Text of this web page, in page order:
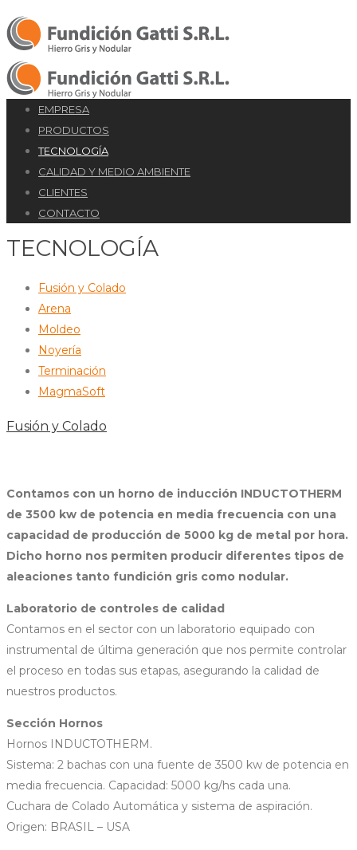
EMPRESA
PRODUCTOS
TECNOLOGÍA
CALIDAD Y MEDIO AMBIENTE
CLIENTES
CONTACTO
TECNOLOGÍA
Fusión y Colado
Arena
Moldeo
Noyería
Terminación
MagmaSoft
Fusión y Colado
Contamos con un horno de inducción INDUCTOTHERM
de 3500 kw de potencia en media frecuencia con una
capacidad de producción de 5000 kg de metal por hora.
Dicho horno nos permiten producir diferentes tipos de
aleaciones tanto fundición gris como nodular.
Laboratorio de controles de calidad
Contamos en el sector con un laboratorio equipado con
instrumental de última generación que nos permite controlar
el proceso en todas sus etapas, asegurando la calidad de
nuestros productos.
Sección Hornos
Hornos INDUCTOTHERM.
Sistema: 2 bachas con una fuente de 3500 kw de potencia en
media frecuencia. Capacidad: 5000 kg/hs cada una.
Cuchara de Colado Automática y sistema de aspiración.
Origen: BRASIL – USA